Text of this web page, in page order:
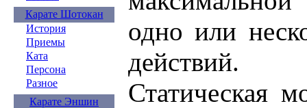
Карате Шотокан
История
Приемы
Ката
Персона
Разное
Карате Эншин
одно или
действий.
Статическая